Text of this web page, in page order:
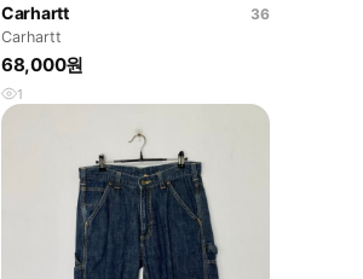
Carhartt
36
Carhartt
68,000원
1